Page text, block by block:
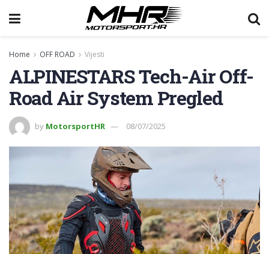
Home OFF ROAD Vijesti
ALPINESTARS Tech-Air Off-
Road Air System Pregled
by MotorsportHR 08/07/2025